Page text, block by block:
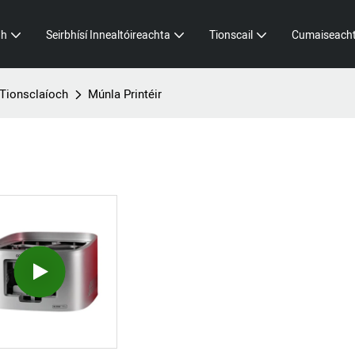
Seirbhísí Innealtóireachta Tionscail
Múnla Printéir